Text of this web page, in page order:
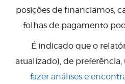
posições de financiamos,
folhas de pagamento
É indicado que o
atualizado), de preferência,
fazer análises e